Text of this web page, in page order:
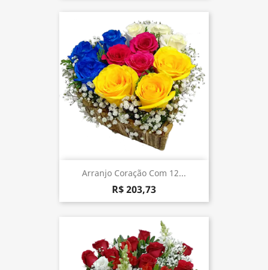
Arranjo Coração Com 12...
R$ 203,73